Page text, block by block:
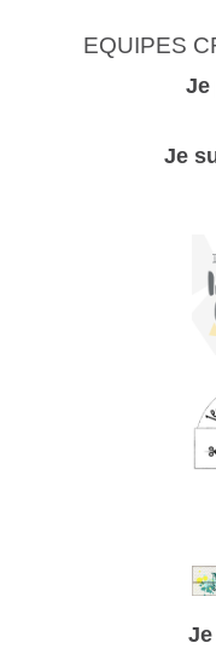
EQUIPES
Je
Je